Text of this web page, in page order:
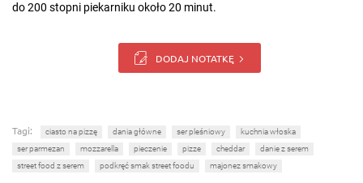
do 200 stopni piekarniku około 20 minut.
DODAJ NOTATKĘ
Tagi: ciasto na pizzę dania główne ser pleśniowy
kuchnia włoska
ser parmezan
mozzarella pieczenie pizze cheddar
danie z serem
street food z serem
podkręć smak street foodu majonez smakowy